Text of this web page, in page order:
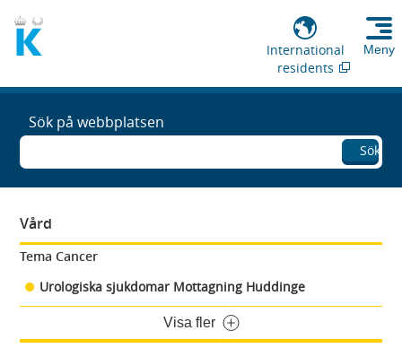
International
residents
Meny
Sök på webbplatsen
Sök
Vård
Tema Cancer
Urologiska sjukdomar Mottagning Huddinge
Visa fler